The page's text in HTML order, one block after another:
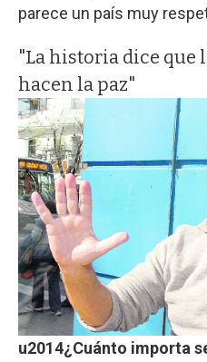
parece un país muy
"La historia dice que
hacen la paz"
u2014¿Cuánto importa